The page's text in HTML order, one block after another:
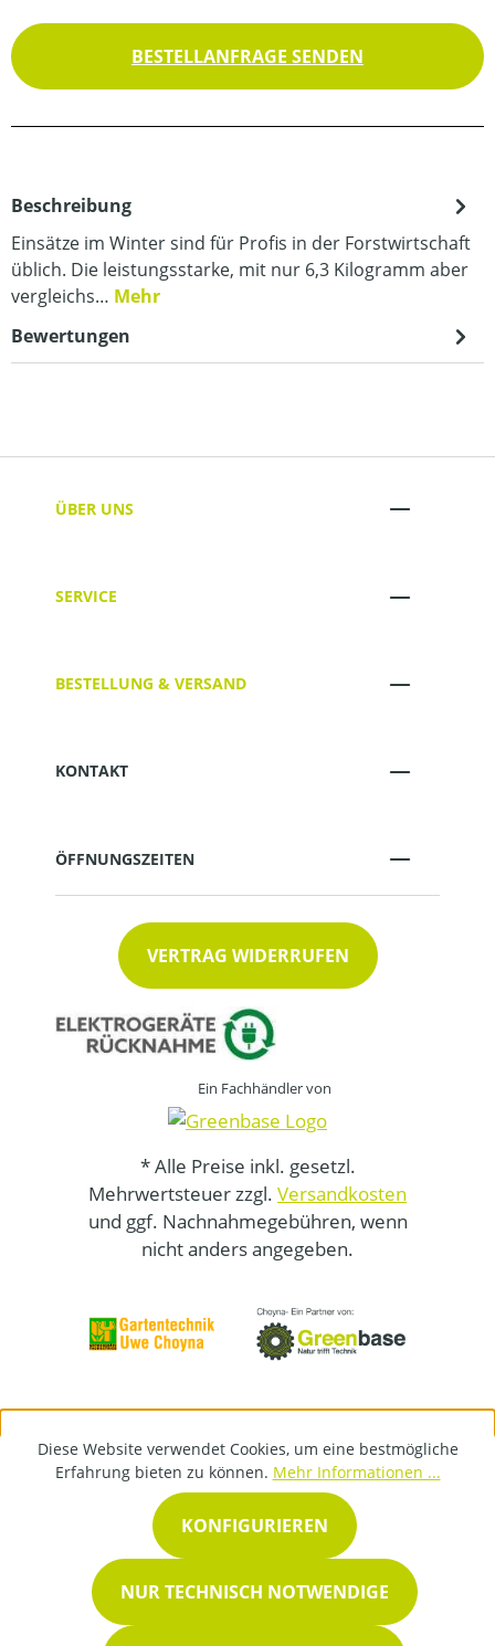
BESTELLANFRAGE SENDEN
Beschreibung
Einsätze im Winter sind für Profis in der Forstwirtschaft
üblich. Die leistungsstarke, mit nur 6,3 Kilogramm aber
vergleichs… Mehr
Bewertungen
ÜBER UNS
SERVICE
BESTELLUNG & VERSAND
KONTAKT
ÖFFNUNGSZEITEN
VERTRAG WIDERRUFEN
Ein Fachhändler von
* Alle Preise inkl. gesetzl.
Mehrwertsteuer zzgl. Versandkosten
und ggf. Nachnahmegebühren, wenn
nicht anders angegeben.
Diese Website verwendet Cookies, um eine bestmögliche
Erfahrung bieten zu können. Mehr Informationen ...
NUR TECHNISCH NOTWENDIGE
KONFIGURIEREN